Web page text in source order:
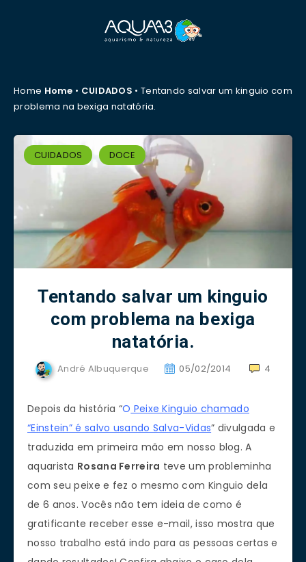
Home Home • CUIDADOS • Tentando salvar um kinguio com
problema na bexiga natatória.
CUIDADOS DOCE
Tentando salvar um kinguio
com problema na bexiga
natatória.
André Albuquerque 05/02/2014 4
Depois da história “O Peixe Kinguio chamado
“Einstein” é salvo usando Salva-Vidas” divulgada e
traduzida em primeira mão em nosso blog. A
aquarista Rosana Ferreira teve um probleminha
com seu peixe e fez o mesmo com Kinguio dela
de 6 anos. Vocês não tem ideia de como é
gratificante receber esse e-mail, isso mostra que
nosso trabalho está indo para as pessoas certas e